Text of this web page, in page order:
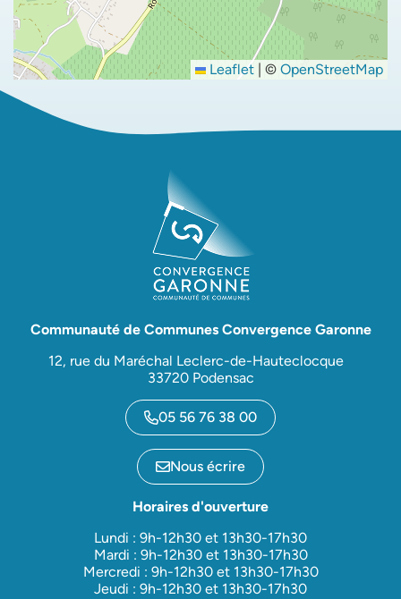
Leaflet | © OpenStreetMap
Communauté de Communes Convergence Garonne
12, rue du Maréchal Leclerc-de-Hauteclocque
33720 Podensac
05 56 76 38 00
Nous écrire
Horaires d'ouverture
Lundi : 9h-12h30 et 13h30-17h30
Mardi : 9h-12h30 et 13h30-17h30
Mercredi : 9h-12h30 et 13h30-17h30
Jeudi : 9h-12h30 et 13h30-17h30